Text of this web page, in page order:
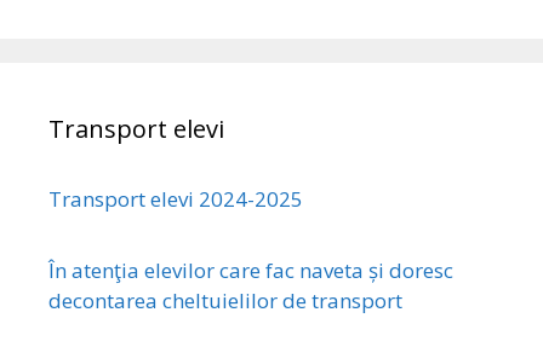
Transport elevi
Transport elevi 2024-2025
În atenţia elevilor care fac naveta și doresc
decontarea cheltuielilor de transport